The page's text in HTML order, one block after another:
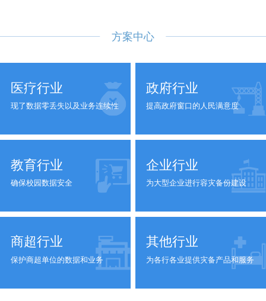
方案中心
医疗行业
现了数据零丢失以及业务连续性
政府行业
提高政府窗口的人民满意度
教育行业
确保校园数据安全
企业行业
为大型企业进行容灾备份建设
商超行业
保护商超单位的数据和业务
其他行业
为各行各业提供灾备产品和服务